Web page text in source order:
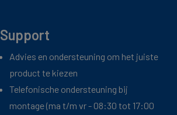
Support
Advies en ondersteuning om het juiste
product te kiezen
Telefonische ondersteuning bij
montage (ma t/m vr - 08:30 tot 17:00